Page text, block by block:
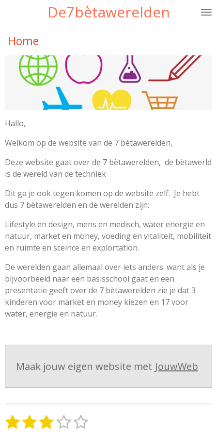
de
hoofdinhoud
De7bètawerelden
Home
Hallo,
Welkom op de website van de 7 bètawerelden,
Deze website gaat over de 7 bètawerelden, de bètawerld
is de wereld van de techniek
Dit ga je ook tegen komen op de website zelf. Je hebt
dus 7 bètawerelden en de werelden zijn:
Lifestyle en design, mens en medisch, water energie en
natuur, market en money, voeding en vitaliteit, mobiliteit
en ruimte en sceince en explortation.
De werelden gaan allemaal over iets anders. want als je
bijvoorbeeld naar een basisschool gaat en een
presentatie geeft over de 7 bètawerelden zie je dat 3
kinderen voor market en money kiezen en 17 voor
water, energie en natuur.
Maak jouw eigen website met JouwWeb
R
a
1 2 3 4 5
S